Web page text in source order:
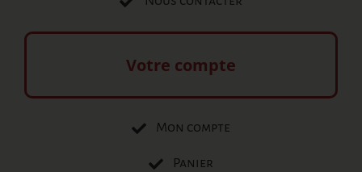
Votre compte
Mon compte
Panier